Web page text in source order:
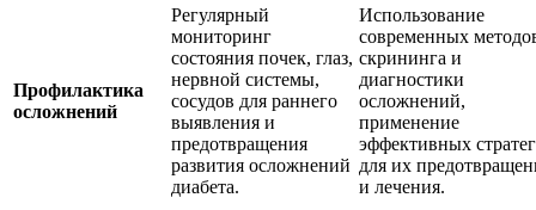
Профилактика
осложнений
Регулярный
мониторинг
состояния почек, глаз,
нервной системы,
сосудов для раннего
выявления и
предотвращения
развития осложнений
диабета.
Использование
современных
скрининга и
диагностики
осложнений,
применение
эффективных
для их
и лечения.